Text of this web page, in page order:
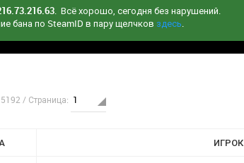
. Всё хорошо, сегодня без нарушений.
бана по SteamID в пару щелчков здесь.
/ Страница:
ИГРОК